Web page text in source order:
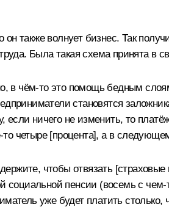
также волнует бизнес. Так
Была такая схема принята в
в чём-то это помощь бедным
становятся
ничего не изменить, то
четыре [процента], а в
чтобы отвязать [страховые
пенсии (восемь с чем-
уже будет платить